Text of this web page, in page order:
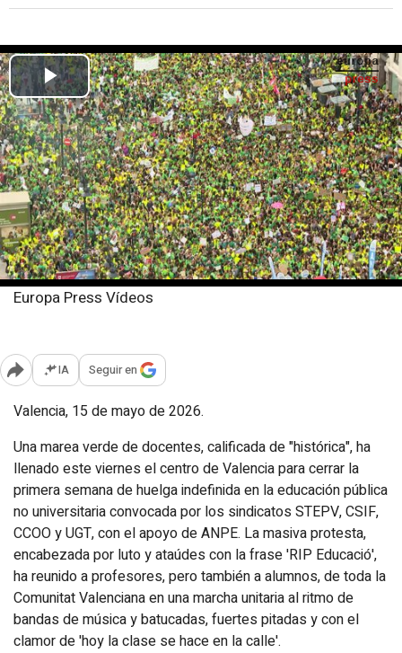
Europa Press Vídeos
Abrir opciones para compartir
IA Seguir en
Valencia, 15 de mayo de 2026.
Una marea verde de docentes, calificada de "histórica", ha
llenado este viernes el centro de Valencia para cerrar la
primera semana de huelga indefinida en la educación pública
no universitaria convocada por los sindicatos STEPV, CSIF,
CCOO y UGT, con el apoyo de ANPE. La masiva protesta,
encabezada por luto y ataúdes con la frase 'RIP Educació',
ha reunido a profesores, pero también a alumnos, de toda la
Comunitat Valenciana en una marcha unitaria al ritmo de
bandas de música y batucadas, fuertes pitadas y con el
clamor de 'hoy la clase se hace en la calle'.